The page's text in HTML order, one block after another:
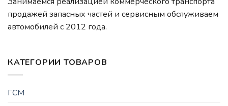
продажей запасных частей и сервисным обслуживаем
автомобилей c 2012 года.
КАТЕГОРИИ ТОВАРОВ
ГСМ